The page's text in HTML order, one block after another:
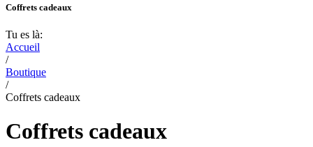
Coffrets cadeaux
Tu es là:
Accueil
/
Boutique
/
Coffrets cadeaux
Coffrets cadeaux